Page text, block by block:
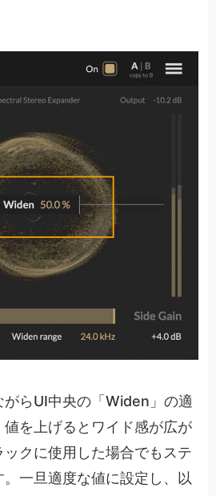
がらUI中央の「Widen」の適
を上げるとワイド感が広が
ックに使用した場合でもステ
一旦適度な値に設定し、以